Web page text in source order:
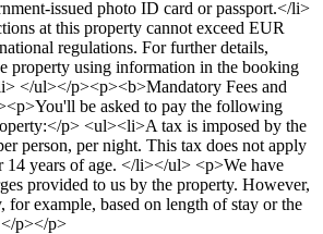
issued photo ID card or passport.</li>
at this property cannot exceed EUR
regulations. For further details,
property using information in the booking
</ul></p><p><b>Mandatory Fees and
be asked to pay the following
p> <ul><li>A tax is imposed by the
person, per night. This tax does not apply
14 years of age. </li></ul> <p>We have
provided to us by the property. However,
for example, based on length of stay or the
p></p>